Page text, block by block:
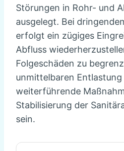
Störungen in Rohr- und
ausgelegt. Bei
erfolgt ein zügiges
Abfluss
Folgeschäden zu
unmittelbaren
weiterführende
Stabilisierung der
sein.